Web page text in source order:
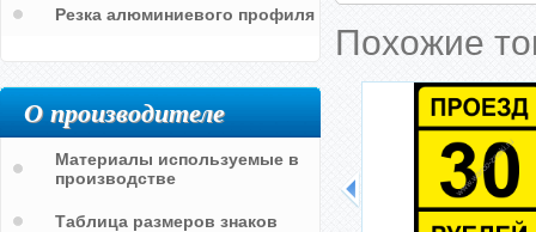
Похожие
Резка алюминиевого профиля
О производителе
Материалы используемые в
производстве
Таблица размеров знаков